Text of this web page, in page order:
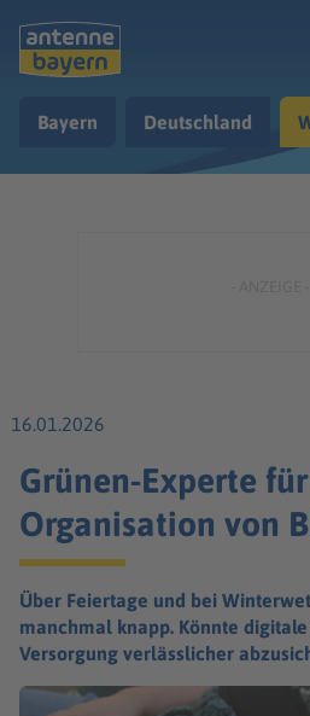
Bayern Deutschland
16.01.2026
Grünen-Experte
Organisation von
Über Feiertage und bei
manchmal knapp. Könnte
Versorgung verlässlicher